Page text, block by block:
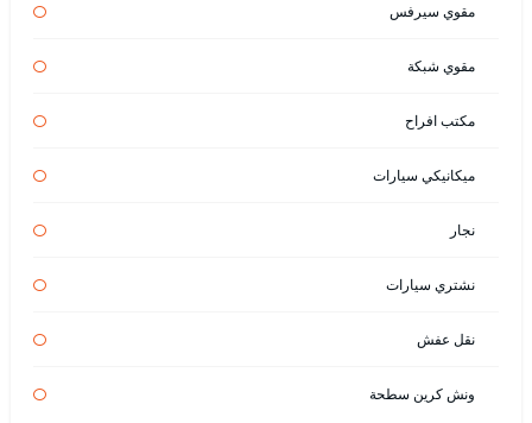
مقوي سيرفس
مقوي شبكة
مكتب افراح
ميكانيكي سيارات
نجار
نشتري سيارات
نقل عفش
ونش كرين سطحة